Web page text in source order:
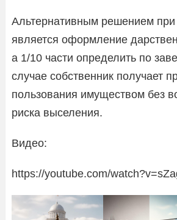
Альтернативным решением при
является оформление
а 1/10 части определить по
случае собственник получает
пользования имуществом без
риска выселения.
Видео:
https://youtube.com/